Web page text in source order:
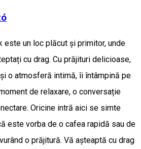
este un loc plăcut și primitor, unde
cu drag. Cu prăjituri delicioase,
o atmosferă intimă, îi întâmpină pe
de relaxare, o conversație
Oricine intră aici se simte
este vorba de o cafea rapidă sau de
o prăjitură. Vă așteaptă cu drag